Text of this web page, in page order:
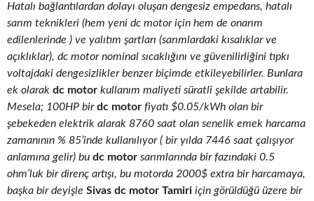
Hatalı bağlantılardan dolayı oluşan dengesiz empedans, hatalı
sarım teknikleri (hem yeni dc motor için hem de onarım
edilenlerinde ) ve yalıtım şartları (sarımlardaki kısalıklar ve
açıklıklar), dc motor nominal sıcaklığını ve güvenilirliğini tıpkı
voltajdaki dengesizlikler benzer biçimde etkileyebilirler. Bunlara
ek olarak dc motor kullanım maliyeti süratli şekilde artabilir.
Mesela; 100HP birdc motor fiyatı $0.05/kWh olan bir
şebekeden elektrik alarak 8760 saat olan senelik emek harcama
zamanının % 85’inde kullanılıyor ( bir yılda 7446 saat çalışıyor
anlamına gelir) bu dc motor sarımlarında bir fazındaki 0.5
ohm’luk bir direnç artışı, bu motorda 2000$ extra bir harcamaya,
başka bir deyişle Sivas dc motor Tamiri için görüldüğü üzere bir